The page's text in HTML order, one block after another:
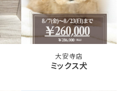
大安寺店
ミックス犬